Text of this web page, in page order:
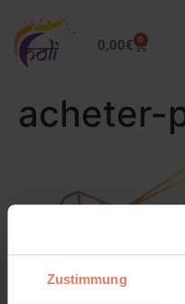
Zustimmung
0,00€ 0
acheter-